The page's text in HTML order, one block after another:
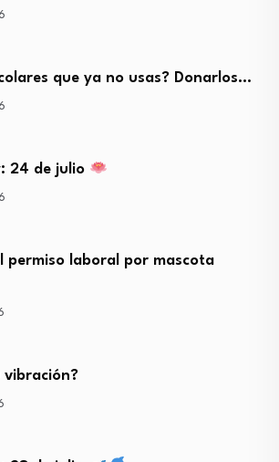
que ya no usas? Donarlos…
24 de julio
permiso laboral por mascota
vibración?